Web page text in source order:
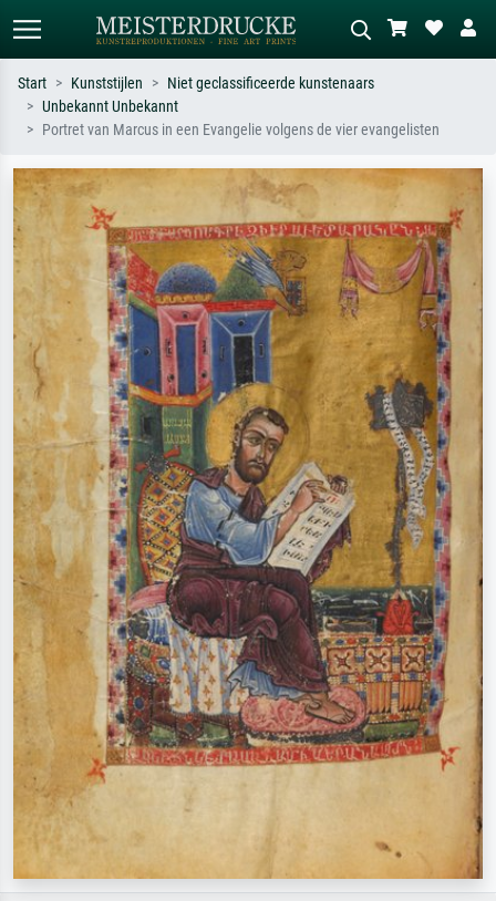
Standaard zoeken AI-beeldzoeker
Monet, Sterrennacht, impressionisme,
Hokusai-golf, naakt.
weide, abstract met veel rood, donker
olieverfschilderij, staand naakt naast
een boom.
Start Kunststijlen
Niet geclassificeerde kunstenaars
Unbekannt Unbekannt
Portret van Marcus in een Evangelie volgens de vier evangelisten